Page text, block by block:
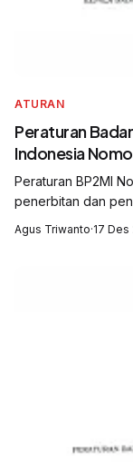
ATURAN
Peraturan
Indonesia
Peraturan BP2MI
penerbitan dan
perekrutan PMI
Agus Triwanto·17